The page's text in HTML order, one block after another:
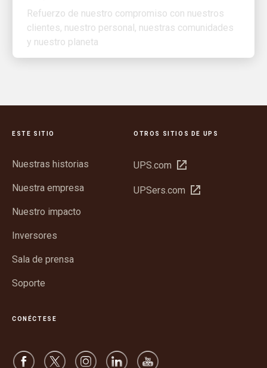
clientes, nuestro personal, nuestras comunidades
y nuestro planeta
ESTE SITIO
Nuestras historias
Nuestra empresa
Nuestro impacto
Inversores
Sala de prensa
Soporte
OTROS SITIOS DE UPS
UPS.com Abrir
una
UPSers.com Abrir
CONÉCTESE